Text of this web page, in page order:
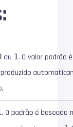
ou 1. O valor padrão
. O padrão é baseado